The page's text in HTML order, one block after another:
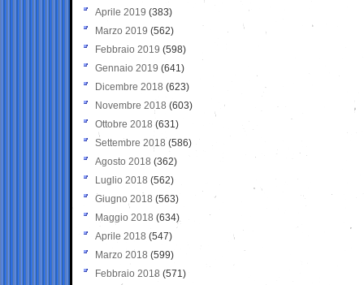
Aprile 2019 (383)
Marzo 2019 (562)
Febbraio 2019 (598)
Gennaio 2019 (641)
Dicembre 2018 (623)
Novembre 2018 (603)
Ottobre 2018 (631)
Settembre 2018 (586)
Agosto 2018 (362)
Luglio 2018 (562)
Giugno 2018 (563)
Maggio 2018 (634)
Aprile 2018 (547)
Marzo 2018 (599)
Febbraio 2018 (571)